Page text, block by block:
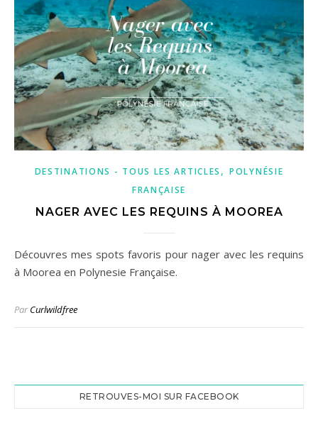
DESTINATIONS - TOUS LES ARTICLES ,POLYNÉSIE
FRANÇAISE
NAGER AVEC LES REQUINS À MOOREA
Découvres mes spots favoris pour nager avec les requins
à Moorea en Polynesie Française.
ParCurlwildfree
RETROUVES-MOI SUR FACEBOOK